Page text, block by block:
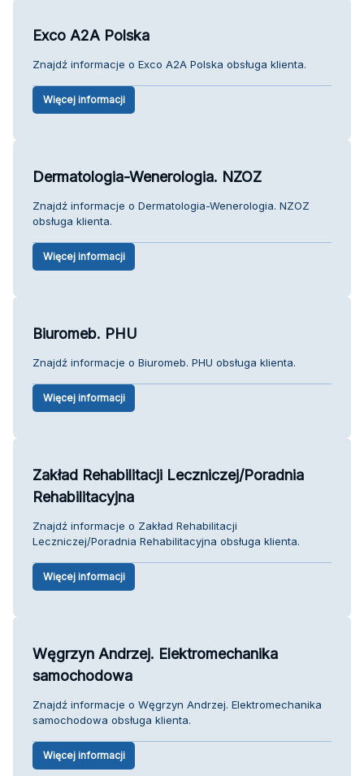
Exco A2A Polska
Znajdź informacje o Exco A2A Polska obsługa klienta.
Więcej informacji
Dermatologia-Wenerologia. NZOZ
Znajdź informacje o Dermatologia-Wenerologia. NZOZ
obsługa klienta.
Więcej informacji
Biuromeb. PHU
Znajdź informacje o Biuromeb. PHU obsługa klienta.
Więcej informacji
Zakład Rehabilitacji Leczniczej/Poradnia
Rehabilitacyjna
Znajdź informacje o Zakład Rehabilitacji
Leczniczej/Poradnia Rehabilitacyjna obsługa klienta.
Więcej informacji
Węgrzyn Andrzej. Elektromechanika
samochodowa
Znajdź informacje o Węgrzyn Andrzej. Elektromechanika
samochodowa obsługa klienta.
Więcej informacji